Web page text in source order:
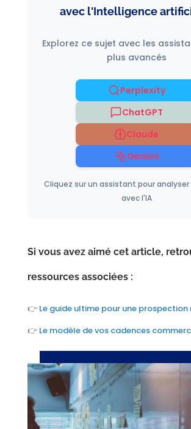
avec l'Intelligence
Explorez ce sujet avec les
plus avancés
Perplexity
ChatGPT
Claude
Gemini
Cliquez sur un assistant pour
avec l'IA
Si vous avez aimé cet article,
ressources associées :
👉 Le guide ultime pour une prospection
👉 Le modèle de vos cadences